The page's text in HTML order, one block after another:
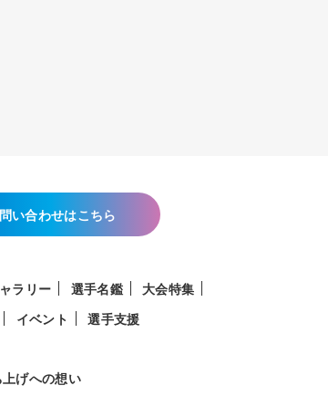
い合わせはこちら
ラリー 選手名鑑
大会特集
イベント 選手支援
げへの想い